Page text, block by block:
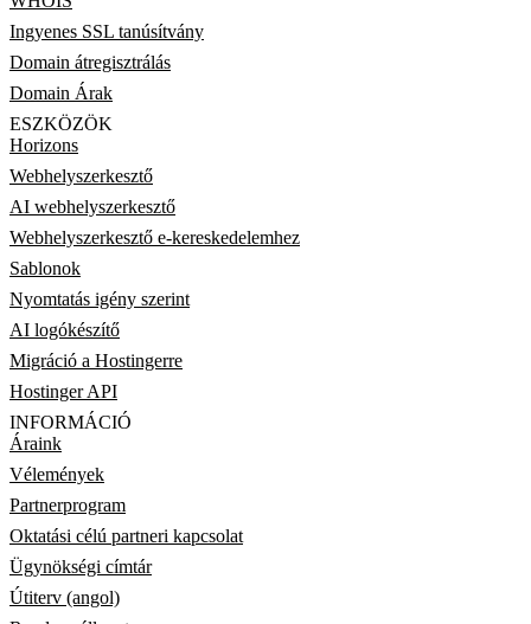
Ingyenes SSL tanúsítvány
Domain átregisztrálás
Domain Árak
ESZKÖZÖK
Horizons
Webhelyszerkesztő
AI webhelyszerkesztő
Webhelyszerkesztő e-kereskedelemhez
Sablonok
Nyomtatás igény szerint
AI logókészítő
Migráció a Hostingerre
Hostinger API
INFORMÁCIÓ
Áraink
Vélemények
Partnerprogram
Oktatási célú partneri kapcsolat
Ügynökségi címtár
Útiterv (angol)